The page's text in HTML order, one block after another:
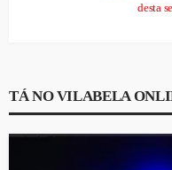
desta
TÁ NO VILABELA